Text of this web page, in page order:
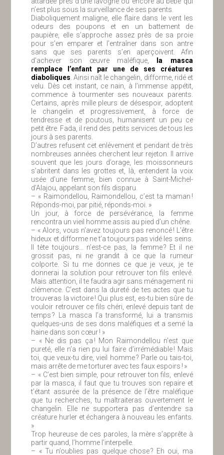
n’est plus sous la surveillance de ses parents.
Diaboliquement maligne, elle flaire dans le vent les
odeurs des poupons et en un battement de
paupière, elle s’approche assez près de sa proie
pour s’en emparer et l’entraîner dans son antre
sans que ses parents s’en aperçoivent. Afin
d’achever son œuvre maléfique,
la masca
remplace l’enfant par une de ses créatures
diaboliques . Ainsi naît le changelin, difforme, ridé et
velu. Dès cet instant, ce nain, à l’immense appétit,
commence à tourmenter ses nouveaux parents.
Certains, après mille pleurs de désespoir, adoptent
le changelin et progressivement, à force de
tendresse et de poutous, humanisent un peu ce
petit être. Fada, il rend des petits services de tous les
jours à ses parents.
D’autres refusent cet enlèvement et pendant de très
nombreuses années cherchent leur rejeton. Il arrive
souvent que les jours d’orage, les moissonneurs
s’abritent dans les grottes et, là, entendent la voix
usée d’une femme, bien connue à Saint-Michel-
d’Alajou, appelant son fils disparu.
– « Raimondellou, Raimondellou, c’est ta maman !
Réponds-moi, par pitié, réponds-moi. »
Un jour, à force de persévérance, la femme
rencontra un vieil homme assis au pied d’un chêne.
– « Alors, vous n’avez toujours pas renoncé ! L’être
hideux et difforme ne t’a toujours pas vidé les seins.
Il tète toujours… n’est-ce pas, la femme ? Et il ne
grossit pas, ni ne grandit à ce que la rumeur
colporte. Si tu me donnes ce que je veux, je te
donnerai la solution pour retrouver ton fils enlevé.
Mais attention, il te faudra agir sans ménagement ni
clémence. C’est dans la dureté de tes actes que tu
trouveras la victoire ! Qui plus est, es-tu bien sûre de
vouloir retrouver ce fils chéri, enlevé depuis tant de
temps ? La masca l’a transformé, lui a transmis
quelques-uns de ses dons maléfiques et a semé la
haine dans son cœur ! »
– « Ne dis pas ça ! Mon Raimondellou n’est que
pureté, elle n’a rien pu lui faire d’irrémédiable ! Mais
toi, que veux-tu dire, vieil homme ? Parle ou tais-toi,
mais arrête de me torturer avec tes faux espoirs ! »
– « C’est bien simple, pour retrouver ton fils, enlevé
par la masca, il faut que tu trouves son repaire et
t’étant assurée de la présence de l’être maléfique
que tu recherches, tu maltraiteras ouvertement le
changelin. Elle ne supportera pas d’entendre sa
créature hurler et échangera à nouveau les enfants.
»
Trop heureuse de ces paroles, la mère s’apprête à
partir quand, l’homme l’interpelle.
– « Tu n’oublies pas quelque chose ? Eh oui, ma